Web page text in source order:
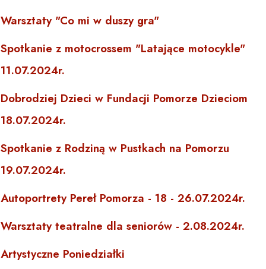
Warsztaty "Co mi w duszy gra"
Spotkanie z motocrossem "Latające motocykle"
11.07.2024r.
Dobrodziej Dzieci w Fundacji Pomorze Dzieciom
18.07.2024r.
Spotkanie z Rodziną w Pustkach na Pomorzu
19.07.2024r.
Autoportrety Pereł Pomorza - 18 - 26.07.2024r.
Warsztaty teatralne dla seniorów - 2.08.2024r.
Artystyczne Poniedziałki